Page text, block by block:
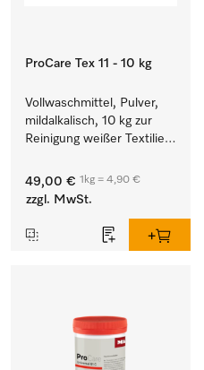
ProCare Tex 11 - 10 kg
Vollwaschmittel, Pulver,
mildalkalisch, 10 kg zur
Reinigung weißer Textilien
Buntwäsche.
49,00 € 1kg = 4,90 €
zzgl. MwSt.